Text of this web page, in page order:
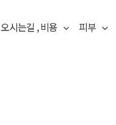
오시는길 , 비용 피부